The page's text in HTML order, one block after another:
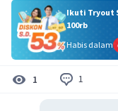
Ikuti Tryout
100rb
Habis dalam
1 1